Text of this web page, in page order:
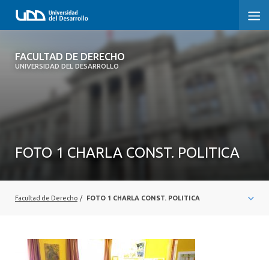
FACULTAD DE DERECHO
UNIVERSIDAD DEL DESARROLLO
FACULTAD DE DERECHO
SOBRE LA FACULTAD
VINCULACIÓN CON EL MEDIO
FOTO 1 CHARLA CONST. POLITICA
Facultad de Derecho / FOTO 1 CHARLA CONST. POLITICA